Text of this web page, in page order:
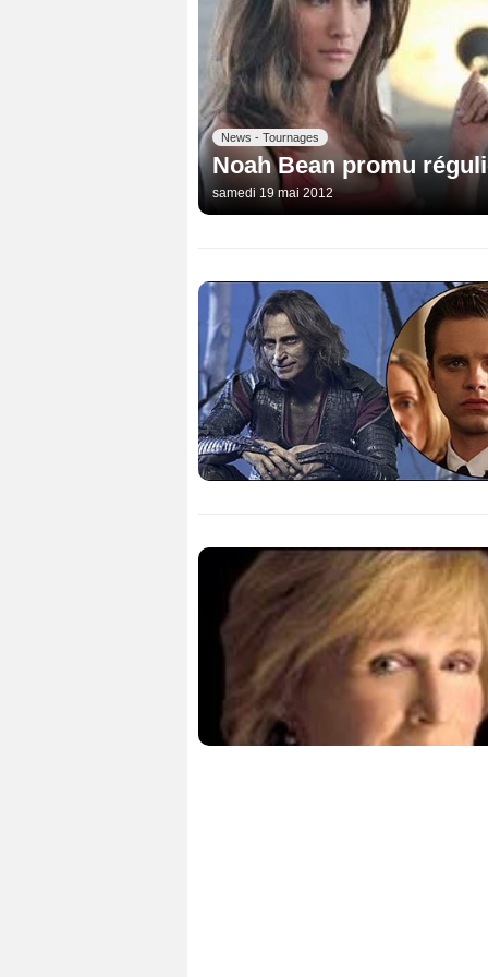
News - Tournages
Noah Bean promu
samedi 19 mai 2012